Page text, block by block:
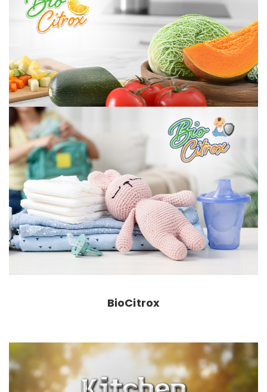
BioCitrox